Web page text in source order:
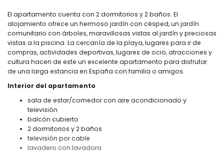
El apartamento cuenta con 2 dormitorios y 2 baños. El
alojamiento ofrece un hermoso jardín con césped, un jardín
comunitario con árboles, maravillosas vistas al jardín y preciosas
vistas a la piscina. La cercanía de la playa, lugares para ir de
compras, actividades deportivas, lugares de ocio, atracciones y
cultura hacen de este un excelente apartamento para disfrutar
de una larga estancia en España con familia o amigos.
Interior del apartamento
sala de estar/comedor con aire acondicionado y
televisión
balcón cubierto
2 dormitorios y 2 baños
televisión por cable
lavadero con lavadora